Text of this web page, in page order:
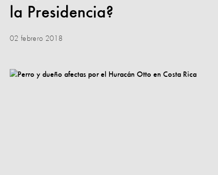
la Presidencia?
02 febrero 2018